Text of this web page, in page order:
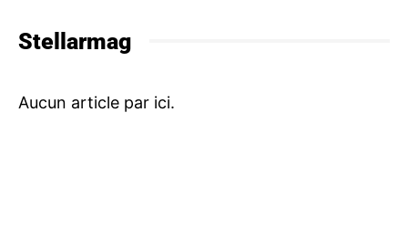
Stellarmag